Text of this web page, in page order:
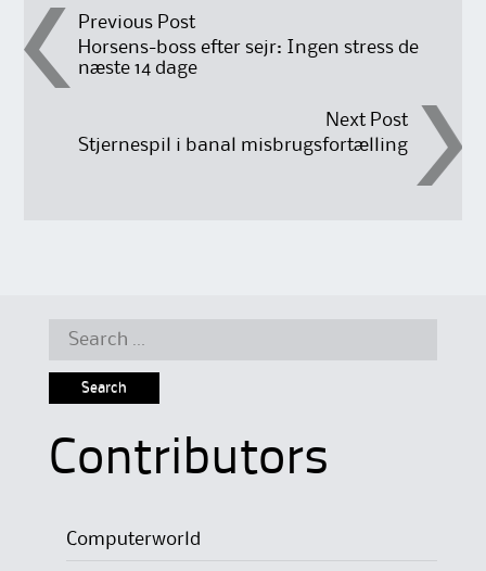
Post
navigation
Previous Post
Horsens-boss efter sejr: Ingen stress de
næste 14 dage
Next Post
Stjernespil i banal misbrugsfortælling
Search
Contributors
Computerworld